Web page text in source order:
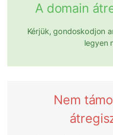
A domain
Kérjük, gondoskodjon
legyen
Nem